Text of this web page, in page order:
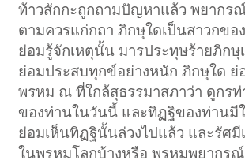
ท้าวสักกะถูกถามปัญหาแล้ว พยากร
ตามควรแก่กถา ภิกษุใดเป็นสาวกขอ
ย่อมรู้จักเหตุนั้น มารประทุษร้ายภิก
ย่อมประสบทุกข์อย่างหนัก ภิกษุใด ย่
พรหม ณ ที่ใกล้สุธรรมาสภาว่า ดูกร
ของท่านในวันนี้ และทิฏฐิของท่านมี
ย่อมเห็นทิฏฐินั้นล่วงไปแล้ว และรัศมี
ในพรหมโลกบ้างหรือ พรหมพยากร